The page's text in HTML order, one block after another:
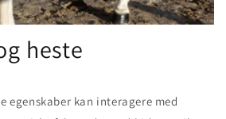
heste
egenskaber kan interagere med